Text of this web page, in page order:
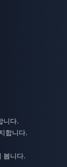
니다.
합니다.
봅니다.